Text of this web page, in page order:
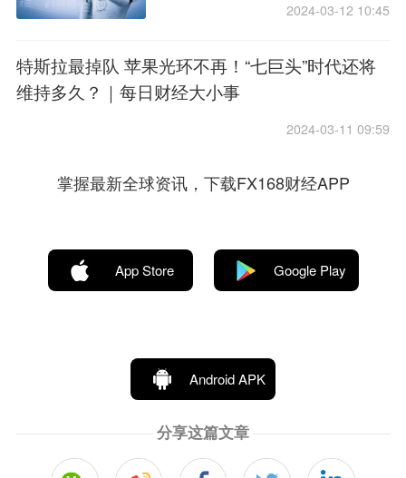
2024-03-12 10:45
特斯拉最掉队 苹果光环不再！“七巨头”时代还将
维持多久？｜每日财经大小事
2024-03-11 09:59
掌握最新全球资讯，下载FX168财经APP
App Store Google Play
Android APK
分享这篇文章